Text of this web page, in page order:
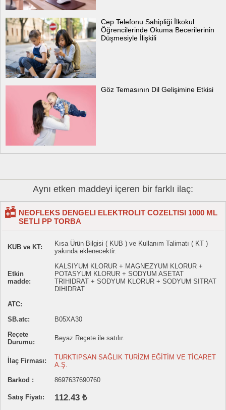
Cep Telefonu Sahipliği İlkokul
Öğrencilerinde Okuma Becerilerinin
Düşmesiyle İlişkili
Göz Temasının Dil Gelişimine Etkisi
Aynı etken maddeyi içeren bir farklı ilaç:
NEOFLEKS DENGELI ELEKTROLIT COZELTISI 1000 ML
SETLI PP TORBA
KUB ve KT:
Kısa Ürün Bilgisi ( KUB ) ve Kullanım Talimatı ( KT )
yakında eklenecektir.
Etkin
madde:
KALSIYUM KLORUR + MAGNEZYUM KLORUR +
POTASYUM KLORUR + SODYUM ASETAT
TRIHIDRAT + SODYUM KLORUR + SODYUM SITRAT
DIHIDRAT
ATC:
SB.atc:
B05XA30
Reçete
Durumu:
Beyaz Reçete ile satılır.
İlaç Firması:
TURKTIPSAN SAĞLIK TURİZM EĞİTİM VE TİCARET
A.Ş.
Barkod :
8697637690760
Satış Fiyatı: 112.43 ₺